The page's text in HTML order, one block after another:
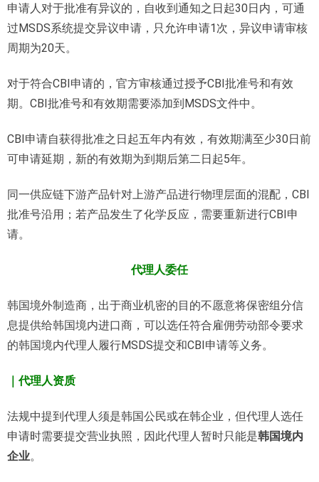
申请人对于批准有异议的，自收到通知之日起30日内，可通
过MSDS系统提交异议申请，只允许申请1次，异议申请审核
周期为20天。
对于符合CBI申请的，官方审核通过授予CBI批准号和有效
期。CBI批准号和有效期需要添加到MSDS文件中。
CBI申请自获得批准之日起五年内有效，有效期满至少30日前
可申请延期，新的有效期为到期后第二日起5年。
同一供应链下游产品针对上游产品进行物理层面的混配，CBI
批准号沿用；若产品发生了化学反应，需要重新进行CBI申
请。
代理人委任
韩国境外制造商，出于商业机密的目的不愿意将保密组分信
息提供给韩国境内进口商，可以选任符合雇佣劳动部令要求
的韩国境内代理人履行MSDS提交和CBI申请等义务。
｜代理人资质
法规中提到代理人须是韩国公民或在韩企业，但代理人选任
申请时需要提交营业执照，因此代理人暂时只能是韩国境内
企业。